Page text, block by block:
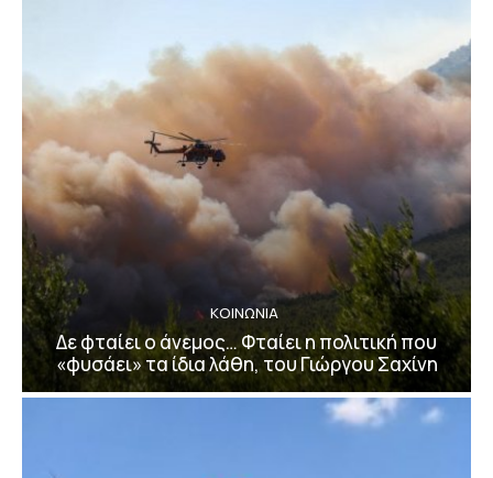
ΚΟΙΝΩΝΙΑ
Δε φταίει ο άνεμος… Φταίει η πολιτική που
«φυσάει» τα ίδια λάθη, του Γιώργου Σαχίνη